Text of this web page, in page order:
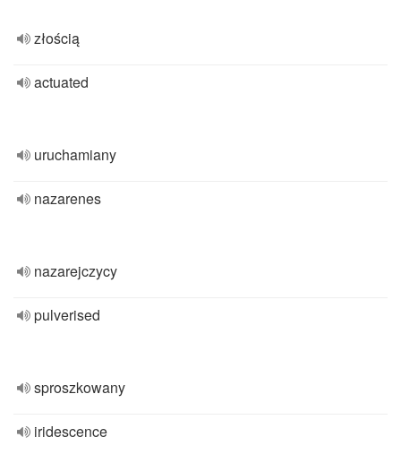
złością
actuated
uruchamiany
nazarenes
nazarejczycy
pulverised
sproszkowany
iridescence